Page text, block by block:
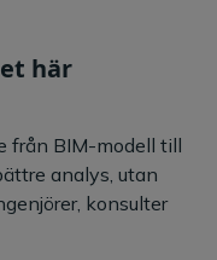
här
från BIM-modell till
analys, utan
konsulter